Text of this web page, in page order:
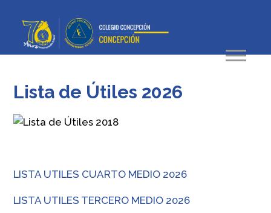
Lista de Útiles 2026
LISTA UTILES CUARTO MEDIO 2026
LISTA UTILES TERCERO MEDIO 2026